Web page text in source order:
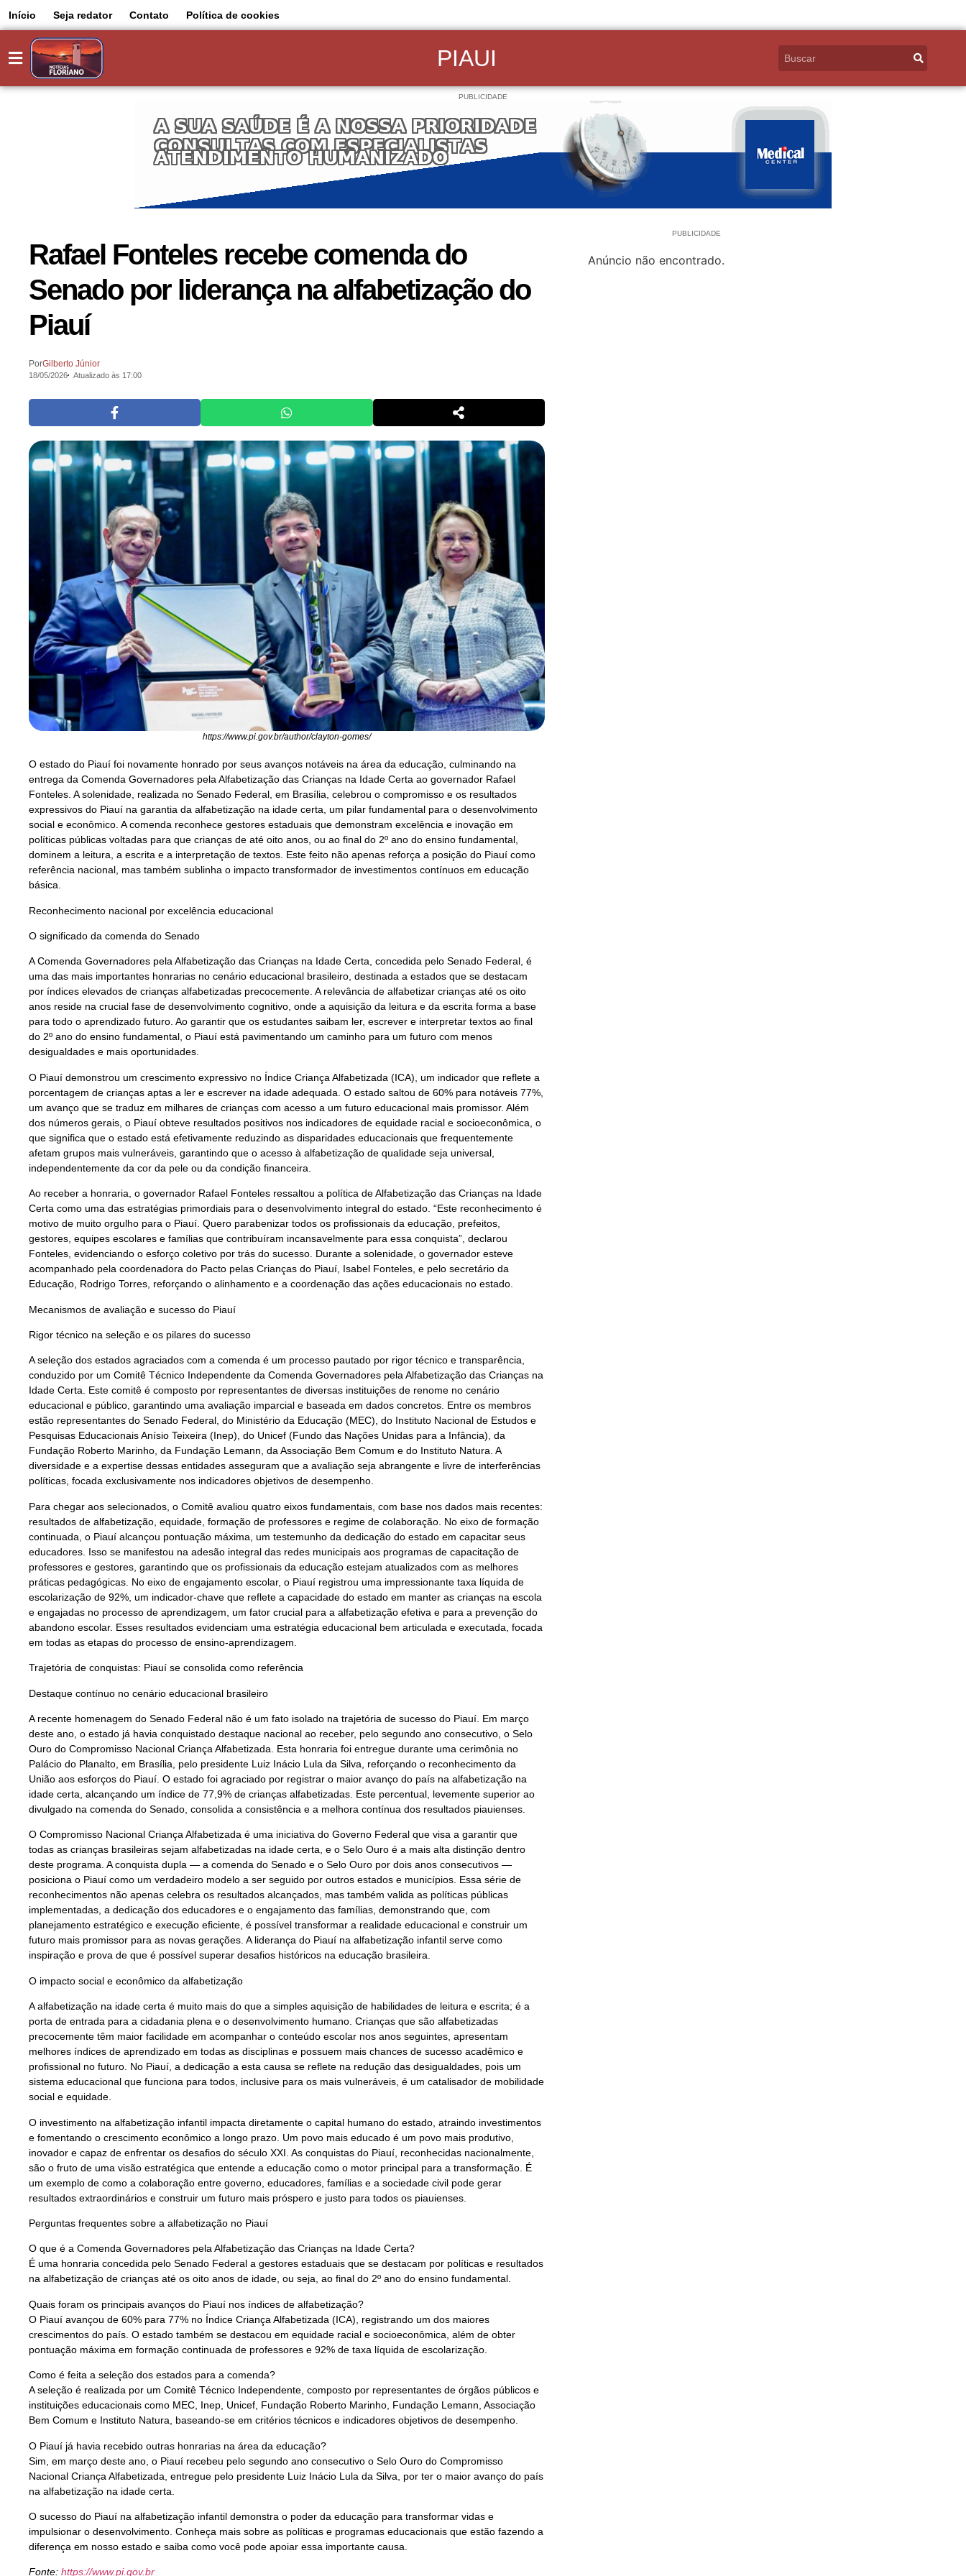
Início Seja redator Contato Política de cookies
PIAUI
PUBLICIDADE
Rafael Fonteles recebe comenda do
Senado por liderança na alfabetização do
Piauí
PorGilberto Júnior
18/05/2026 Atualizado às 17:00
https://www.pi.gov.br/author/clayton-gomes/
O estado do Piauí foi novamente honrado por seus avanços notáveis na área da educação, culminando na
entrega da Comenda Governadores pela Alfabetização das Crianças na Idade Certa ao governador Rafael
Fonteles. A solenidade, realizada no Senado Federal, em Brasília, celebrou o compromisso e os resultados
expressivos do Piauí na garantia da alfabetização na idade certa, um pilar fundamental para o desenvolvimento
social e econômico. A comenda reconhece gestores estaduais que demonstram excelência e inovação em
políticas públicas voltadas para que crianças de até oito anos, ou ao final do 2º ano do ensino fundamental,
dominem a leitura, a escrita e a interpretação de textos. Este feito não apenas reforça a posição do Piauí como
referência nacional, mas também sublinha o impacto transformador de investimentos contínuos em educação
básica.
Reconhecimento nacional por excelência educacional
O significado da comenda do Senado
A Comenda Governadores pela Alfabetização das Crianças na Idade Certa, concedida pelo Senado Federal, é
uma das mais importantes honrarias no cenário educacional brasileiro, destinada a estados que se destacam
por índices elevados de crianças alfabetizadas precocemente. A relevância de alfabetizar crianças até os oito
anos reside na crucial fase de desenvolvimento cognitivo, onde a aquisição da leitura e da escrita forma a base
para todo o aprendizado futuro. Ao garantir que os estudantes saibam ler, escrever e interpretar textos ao final
do 2º ano do ensino fundamental, o Piauí está pavimentando um caminho para um futuro com menos
desigualdades e mais oportunidades.
O Piauí demonstrou um crescimento expressivo no Índice Criança Alfabetizada (ICA), um indicador que reflete a
porcentagem de crianças aptas a ler e escrever na idade adequada. O estado saltou de 60% para notáveis 77%,
um avanço que se traduz em milhares de crianças com acesso a um futuro educacional mais promissor. Além
dos números gerais, o Piauí obteve resultados positivos nos indicadores de equidade racial e socioeconômica, o
que significa que o estado está efetivamente reduzindo as disparidades educacionais que frequentemente
afetam grupos mais vulneráveis, garantindo que o acesso à alfabetização de qualidade seja universal,
independentemente da cor da pele ou da condição financeira.
Ao receber a honraria, o governador Rafael Fonteles ressaltou a política de Alfabetização das Crianças na Idade
Certa como uma das estratégias primordiais para o desenvolvimento integral do estado. “Este reconhecimento é
motivo de muito orgulho para o Piauí. Quero parabenizar todos os profissionais da educação, prefeitos,
gestores, equipes escolares e famílias que contribuíram incansavelmente para essa conquista”, declarou
Fonteles, evidenciando o esforço coletivo por trás do sucesso. Durante a solenidade, o governador esteve
acompanhado pela coordenadora do Pacto pelas Crianças do Piauí, Isabel Fonteles, e pelo secretário da
Educação, Rodrigo Torres, reforçando o alinhamento e a coordenação das ações educacionais no estado.
Mecanismos de avaliação e sucesso do Piauí
Rigor técnico na seleção e os pilares do sucesso
A seleção dos estados agraciados com a comenda é um processo pautado por rigor técnico e transparência,
conduzido por um Comitê Técnico Independente da Comenda Governadores pela Alfabetização das Crianças na
Idade Certa. Este comitê é composto por representantes de diversas instituições de renome no cenário
educacional e público, garantindo uma avaliação imparcial e baseada em dados concretos. Entre os membros
estão representantes do Senado Federal, do Ministério da Educação (MEC), do Instituto Nacional de Estudos e
Pesquisas Educacionais Anísio Teixeira (Inep), do Unicef (Fundo das Nações Unidas para a Infância), da
Fundação Roberto Marinho, da Fundação Lemann, da Associação Bem Comum e do Instituto Natura. A
diversidade e a expertise dessas entidades asseguram que a avaliação seja abrangente e livre de interferências
políticas, focada exclusivamente nos indicadores objetivos de desempenho.
Para chegar aos selecionados, o Comitê avaliou quatro eixos fundamentais, com base nos dados mais recentes:
resultados de alfabetização, equidade, formação de professores e regime de colaboração. No eixo de formação
continuada, o Piauí alcançou pontuação máxima, um testemunho da dedicação do estado em capacitar seus
educadores. Isso se manifestou na adesão integral das redes municipais aos programas de capacitação de
professores e gestores, garantindo que os profissionais da educação estejam atualizados com as melhores
práticas pedagógicas. No eixo de engajamento escolar, o Piauí registrou uma impressionante taxa líquida de
escolarização de 92%, um indicador-chave que reflete a capacidade do estado em manter as crianças na escola
e engajadas no processo de aprendizagem, um fator crucial para a alfabetização efetiva e para a prevenção do
abandono escolar. Esses resultados evidenciam uma estratégia educacional bem articulada e executada, focada
em todas as etapas do processo de ensino-aprendizagem.
Trajetória de conquistas: Piauí se consolida como referência
Destaque contínuo no cenário educacional brasileiro
A recente homenagem do Senado Federal não é um fato isolado na trajetória de sucesso do Piauí. Em março
deste ano, o estado já havia conquistado destaque nacional ao receber, pelo segundo ano consecutivo, o Selo
Ouro do Compromisso Nacional Criança Alfabetizada. Esta honraria foi entregue durante uma cerimônia no
Palácio do Planalto, em Brasília, pelo presidente Luiz Inácio Lula da Silva, reforçando o reconhecimento da
União aos esforços do Piauí. O estado foi agraciado por registrar o maior avanço do país na alfabetização na
idade certa, alcançando um índice de 77,9% de crianças alfabetizadas. Este percentual, levemente superior ao
divulgado na comenda do Senado, consolida a consistência e a melhora contínua dos resultados piauienses.
O Compromisso Nacional Criança Alfabetizada é uma iniciativa do Governo Federal que visa a garantir que
todas as crianças brasileiras sejam alfabetizadas na idade certa, e o Selo Ouro é a mais alta distinção dentro
deste programa. A conquista dupla — a comenda do Senado e o Selo Ouro por dois anos consecutivos —
posiciona o Piauí como um verdadeiro modelo a ser seguido por outros estados e municípios. Essa série de
reconhecimentos não apenas celebra os resultados alcançados, mas também valida as políticas públicas
implementadas, a dedicação dos educadores e o engajamento das famílias, demonstrando que, com
planejamento estratégico e execução eficiente, é possível transformar a realidade educacional e construir um
futuro mais promissor para as novas gerações. A liderança do Piauí na alfabetização infantil serve como
inspiração e prova de que é possível superar desafios históricos na educação brasileira.
O impacto social e econômico da alfabetização
A alfabetização na idade certa é muito mais do que a simples aquisição de habilidades de leitura e escrita; é a
porta de entrada para a cidadania plena e o desenvolvimento humano. Crianças que são alfabetizadas
precocemente têm maior facilidade em acompanhar o conteúdo escolar nos anos seguintes, apresentam
melhores índices de aprendizado em todas as disciplinas e possuem mais chances de sucesso acadêmico e
profissional no futuro. No Piauí, a dedicação a esta causa se reflete na redução das desigualdades, pois um
sistema educacional que funciona para todos, inclusive para os mais vulneráveis, é um catalisador de mobilidade
social e equidade.
O investimento na alfabetização infantil impacta diretamente o capital humano do estado, atraindo investimentos
e fomentando o crescimento econômico a longo prazo. Um povo mais educado é um povo mais produtivo,
inovador e capaz de enfrentar os desafios do século XXI. As conquistas do Piauí, reconhecidas nacionalmente,
são o fruto de uma visão estratégica que entende a educação como o motor principal para a transformação. É
um exemplo de como a colaboração entre governo, educadores, famílias e a sociedade civil pode gerar
resultados extraordinários e construir um futuro mais próspero e justo para todos os piauienses.
Perguntas frequentes sobre a alfabetização no Piauí
O que é a Comenda Governadores pela Alfabetização das Crianças na Idade Certa?
É uma honraria concedida pelo Senado Federal a gestores estaduais que se destacam por políticas e resultados
na alfabetização de crianças até os oito anos de idade, ou seja, ao final do 2º ano do ensino fundamental.
Quais foram os principais avanços do Piauí nos índices de alfabetização?
O Piauí avançou de 60% para 77% no Índice Criança Alfabetizada (ICA), registrando um dos maiores
crescimentos do país. O estado também se destacou em equidade racial e socioeconômica, além de obter
pontuação máxima em formação continuada de professores e 92% de taxa líquida de escolarização.
Como é feita a seleção dos estados para a comenda?
A seleção é realizada por um Comitê Técnico Independente, composto por representantes de órgãos públicos e
instituições educacionais como MEC, Inep, Unicef, Fundação Roberto Marinho, Fundação Lemann, Associação
Bem Comum e Instituto Natura, baseando-se em critérios técnicos e indicadores objetivos de desempenho.
O Piauí já havia recebido outras honrarias na área da educação?
Sim, em março deste ano, o Piauí recebeu pelo segundo ano consecutivo o Selo Ouro do Compromisso
Nacional Criança Alfabetizada, entregue pelo presidente Luiz Inácio Lula da Silva, por ter o maior avanço do país
na alfabetização na idade certa.
O sucesso do Piauí na alfabetização infantil demonstra o poder da educação para transformar vidas e
impulsionar o desenvolvimento. Conheça mais sobre as políticas e programas educacionais que estão fazendo a
diferença em nosso estado e saiba como você pode apoiar essa importante causa.
Fonte: https://www.pi.gov.br
PUBLICIDADE
Anúncio não encontrado.